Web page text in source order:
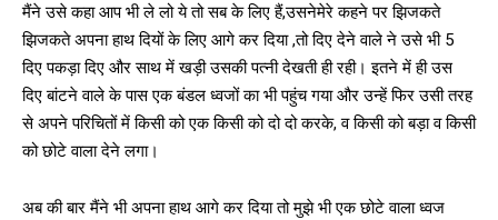
मैंने उसे कहा आप भी ले लो ये तो सब के लिए हैं,उसनेमेरे कहने पर झिजकते
झिजकते अपना हाथ दियों के लिए आगे कर दिया ,तो दिए देने वाले ने उसे भी 5
दिए पकड़ा दिए और साथ में खड़ी उसकी पत्नी देखती ही रही। इतने में ही उस
दिए बांटने वाले के पास एक बंडल ध्वजों का भी पहुंच गया और उन्हें फिर उसी तरह
से अपने परिचितों में किसी को एक किसी को दो दो करके, व किसी को बड़ा व किसी
को छोटे वाला देने लगा।
अब की बार मैंने भी अपना हाथ आगे कर दिया तो मुझे भी एक छोटे वाला ध्वज